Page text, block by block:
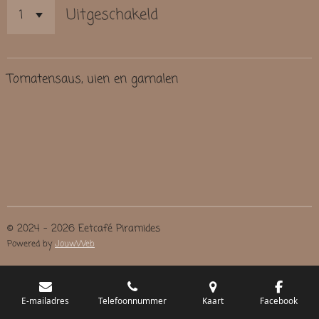
Uitgeschakeld
Tomatensaus, uien en garnalen
© 2024 - 2026 Eetcafé Piramides
Powered byJouwWeb
E-mailadres Telefoonnummer Kaart Facebook